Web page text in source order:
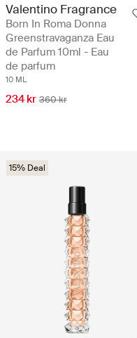
Valentino Fragrance
Born In Roma Donna
Greenstravaganza Eau
de Parfum 10ml - Eau
de parfum
10 ML
234 kr 360 kr
15% Deal